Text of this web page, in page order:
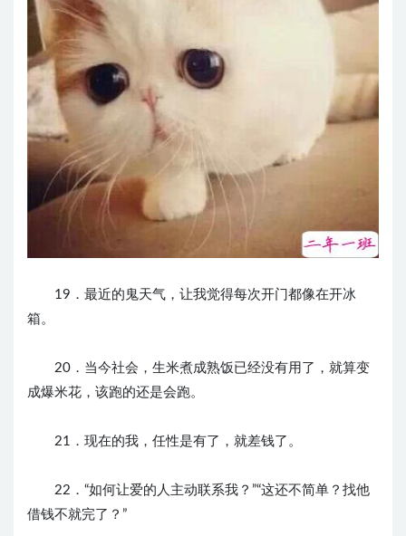
19．最近的鬼天气，让我觉得每次开门都像在开冰
箱。
20．当今社会，生米煮成熟饭已经没有用了，就算变
成爆米花，该跑的还是会跑。
21．现在的我，任性是有了，就差钱了。
22．“如何让爱的人主动联系我？”“这还不简单？找他
借钱不就完了？”